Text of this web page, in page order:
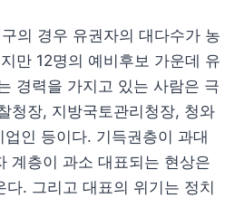
구의 경우 유권자의 대다수가 농
만 12명의 예비후보 가운데 유
경력을 가지고 있는 사람은 극
청장, 지방국토관리청장, 청와
인 등이다. 기득권층이 과대
계층이 과소 대표되는 현상은
. 그리고 대표의 위기는 정치